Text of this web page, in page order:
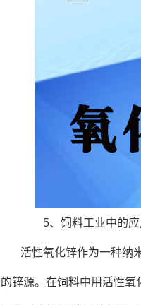
5、饲料工业中的应
活性氧化锌作为一种纳
的锌源。在饲料中用活性